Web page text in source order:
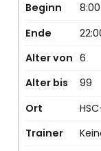
Beginn
8:00
Ende
Alter von 6
Alter bis
99
Ort
Trainer